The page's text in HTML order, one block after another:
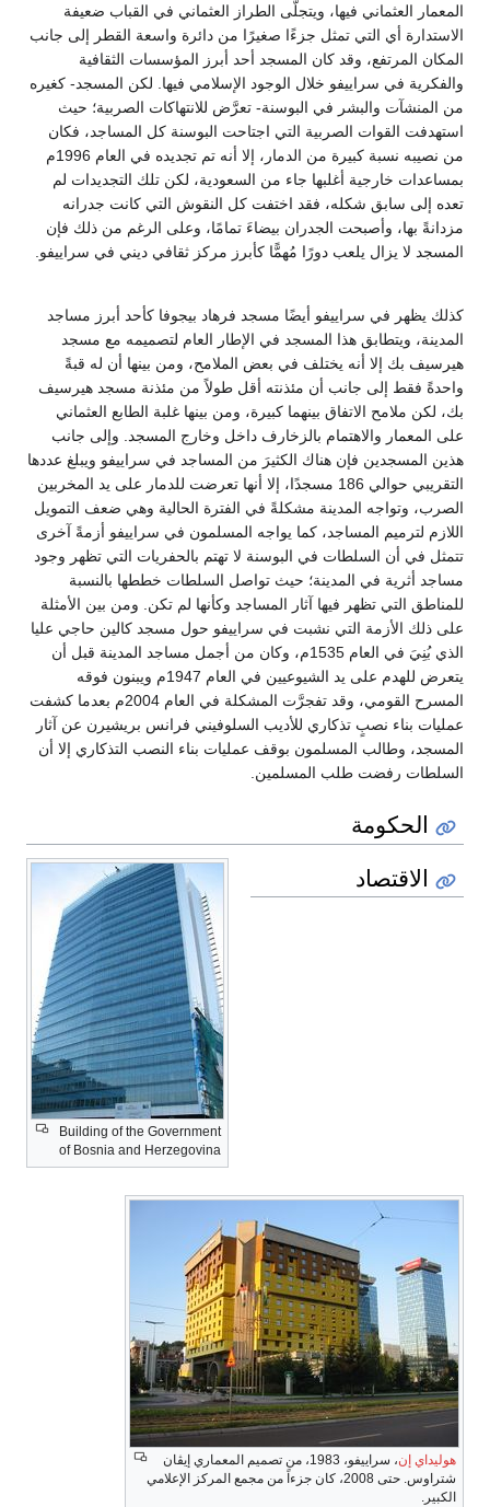
المعمار العثماني فيها، ويتجلَّى الطراز العثماني في القباب ضعيفة
الاستدارة أي التي تمثل جزءًا صغيرًا من دائرة واسعة القطر إلى جانب
المكان المرتفع، وقد كان المسجد أحد أبرز المؤسسات الثقافية
والفكرية في سراييفو خلال الوجود الإسلامي فيها. لكن المسجد- كغيره
من المنشآت والبشر في البوسنة- تعرَّض للانتهاكات الصربية؛ حيث
استهدفت القوات الصربية التي اجتاحت البوسنة كل المساجد، فكان
من نصيبه نسبة كبيرة من الدمار، إلا أنه تم تجديده في العام 1996م
بمساعدات خارجية أغلبها جاء من السعودية، لكن تلك التجديدات لم
تعده إلى سابق شكله، فقد اختفت كل النقوش التي كانت جدرانه
مزدانةً بها، وأصبحت الجدران بيضاءَ تمامًا، وعلى الرغم من ذلك فإن
المسجد لا يزال يلعب دورًا مُهمًّا كأبرز مركز ثقافي ديني في سراييفو.
كذلك يظهر في سراييفو أيضًا مسجد فرهاد بيجوفا كأحد أبرز مساجد
المدينة، ويتطابق هذا المسجد في الإطار العام لتصميمه مع مسجد
هيرسيف بك إلا أنه يختلف في بعض الملامح، ومن بينها أن له قبةً
واحدةً فقط إلى جانب أن مئذنته أقل طولاً من مئذنة مسجد هيرسيف
بك، لكن ملامح الاتفاق بينهما كبيرة، ومن بينها غلبة الطابع العثماني
على المعمار والاهتمام بالزخارف داخل وخارج المسجد. وإلى جانب
هذين المسجدين فإن هناك الكثيرَ من المساجد في سراييفو ويبلغ عددها
التقريبي حوالي 186 مسجدًا، إلا أنها تعرضت للدمار على يد المخربين
الصرب، وتواجه المدينة مشكلةً في الفترة الحالية وهي ضعف التمويل
اللازم لترميم المساجد، كما يواجه المسلمون في سراييفو أزمةً آخرى
تتمثل في أن السلطات في البوسنة لا تهتم بالحفريات التي تظهر وجود
مساجد أثرية في المدينة؛ حيث تواصل السلطات خططها بالنسبة
للمناطق التي تظهر فيها آثار المساجد وكأنها لم تكن. ومن بين الأمثلة
على ذلك الأزمة التي نشبت في سراييفو حول مسجد كالين حاجي عليا
الذي بُنِيَ في العام 1535م، وكان من أجمل مساجد المدينة قبل أن
يتعرض للهدم على يد الشيوعيين في العام 1947م ويبنون فوقه
المسرح القومي، وقد تفجرَّت المشكلة في العام 2004م بعدما كشفت
عمليات بناء نصبٍ تذكاري للأديب السلوفيني فرانس بريشيرن عن آثار
المسجد، وطالب المسلمون بوقف عمليات بناء النصب التذكاري إلا أن
السلطات رفضت طلب المسلمين.
الحكومة
Building of the Government
of Bosnia and Herzegovina
الاقتصاد
هوليداي إن
، سراييفو، 1983، من تصميم المعماري إيڤان
شتراوس. حتى 2008، كان جزءاً من مجمع المركز الإعلامي
الكبير.